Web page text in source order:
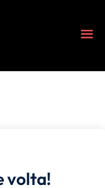
volta!